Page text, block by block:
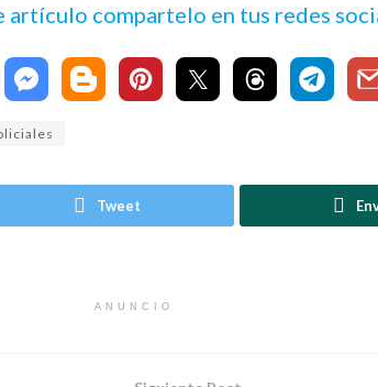
artículo compartelo en tus redes
Tweet
ANUNCIO